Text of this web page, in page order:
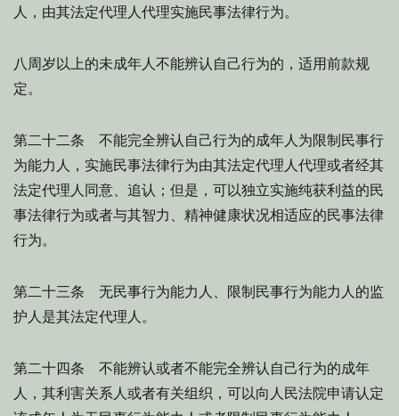
人，由其法定代理人代理实施民事法律行为。
八周岁以上的未成年人不能辨认自己行为的，适用前款规
定。
第二十二条 不能完全辨认自己行为的成年人为限制民事行
为能力人，实施民事法律行为由其法定代理人代理或者经其
法定代理人同意、追认；但是，可以独立实施纯获利益的民
事法律行为或者与其智力、精神健康状况相适应的民事法律
行为。
第二十三条 无民事行为能力人、限制民事行为能力人的监
护人是其法定代理人。
第二十四条 不能辨认或者不能完全辨认自己行为的成年
人，其利害关系人或者有关组织，可以向人民法院申请认定